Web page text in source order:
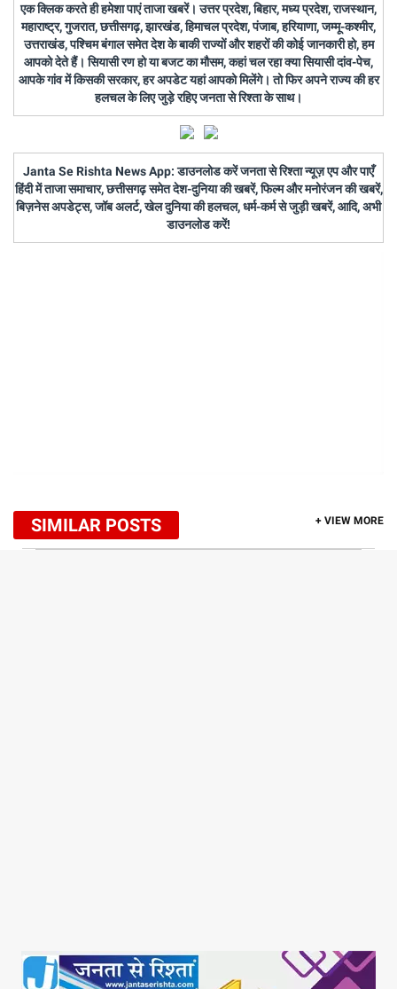
एक क्लिक करते ही हमेशा पाएं ताजा खबरें। उत्तर प्रदेश, बिहार, मध्य प्रदेश, राजस्थान,
महाराष्ट्र, गुजरात, छत्तीसगढ़, झारखंड, हिमाचल प्रदेश, पंजाब, हरियाणा, जम्मू-कश्मीर,
उत्तराखंड, पश्चिम बंगाल समेत देश के बाकी राज्यों और शहरों की कोई जानकारी हो, हम
आपको देते हैं। सियासी रण हो या बजट का मौसम, कहां चल रहा क्या सियासी दांव-पेच,
आपके गांव में किसकी सरकार, हर अपडेट यहां आपको मिलेंगे। तो फिर अपने राज्य की हर
हलचल के लिए जुड़े रहिए जनता से रिश्ता के साथ।
Janta Se Rishta News App: डाउनलोड करें जनता से रिश्ता न्यूज़ एप और पाएँ
हिंदी में ताजा समाचार, छत्तीसगढ़ समेत देश-दुनिया की खबरें, फिल्म और मनोरंजन की खबरें,
बिज़नेस अपडेट्स, जॉब अलर्ट, खेल दुनिया की हलचल, धर्म-कर्म से जुड़ी खबरें, आदि, अभी
डाउनलोड करें!
SIMILAR POSTS + VIEW MORE